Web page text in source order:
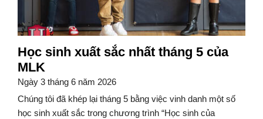
Học sinh xuất sắc nhất tháng 5 của
MLK
Ngày 3 tháng 6 năm 2026
Chúng tôi đã khép lại tháng 5 bằng việc vinh danh một số
học sinh xuất sắc trong chương trình “Học sinh của